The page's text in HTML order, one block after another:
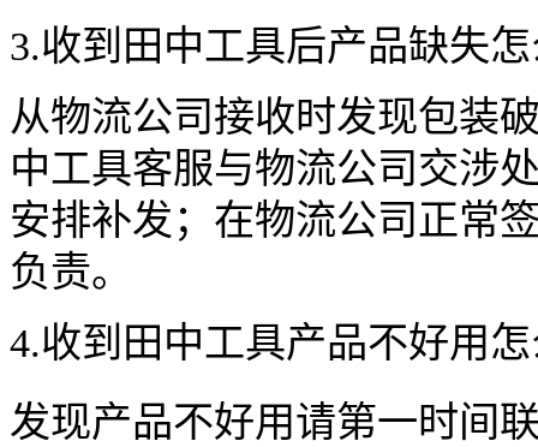
3.收到田中工具后产品缺失
从物流公司接收时发现包装
中工具客服与物流公司交涉
安排补发；在物流公司正常
负责。
4.收到田中工具产品不好用
发现产品不好用请第一时间